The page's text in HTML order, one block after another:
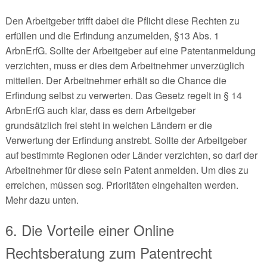
Den Arbeitgeber trifft dabei die Pflicht diese Rechten zu
erfüllen und die Erfindung anzumelden, §13 Abs. 1
ArbnErfG. Sollte der Arbeitgeber auf eine Patentanmeldung
verzichten, muss er dies dem Arbeitnehmer unverzüglich
mitteilen. Der Arbeitnehmer erhält so die Chance die
Erfindung selbst zu verwerten. Das Gesetz regelt in § 14
ArbnErfG auch klar, dass es dem Arbeitgeber
grundsätzlich frei steht in welchen Ländern er die
Verwertung der Erfindung anstrebt. Sollte der Arbeitgeber
auf bestimmte Regionen oder Länder verzichten, so darf der
Arbeitnehmer für diese sein Patent anmelden. Um dies zu
erreichen, müssen sog. Prioritäten eingehalten werden.
Mehr dazu unten.
6. Die Vorteile einer Online
Rechtsberatung zum Patentrecht